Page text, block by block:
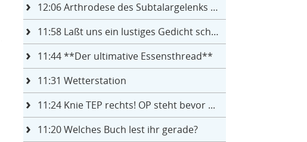
12:06Arthrodese des Subtalargelenks mit 27
11:58Laßt uns ein lustiges Gedicht schreiben- jeder einen Satz
11:44**Der ultimative Essensthread**
11:31 Wetterstation
11:24Knie TEP rechts! OP steht bevor ...
11:20Welches Buch lest ihr gerade?